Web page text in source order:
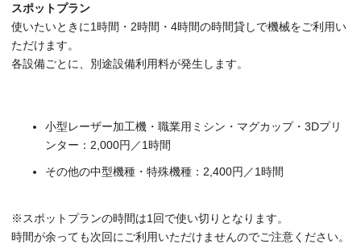
スポットプラン
使いたいときに1時間・2時間・4時間の時間貸しで機械をご利用い
ただけます。
各設備ごとに、別途設備利用料が発生します。
小型レーザー加工機・職業用ミシン・マグカップ・3Dプリ
ンター：2,000円／1時間
その他の中型機種・特殊機種：2,400円／1時間
※スポットプランの時間は1回で使い切りとなります。
時間が余っても次回にご利用いただけませんのでご注意ください。